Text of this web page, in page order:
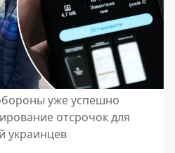
уже успешно
отсрочок для
украинцев